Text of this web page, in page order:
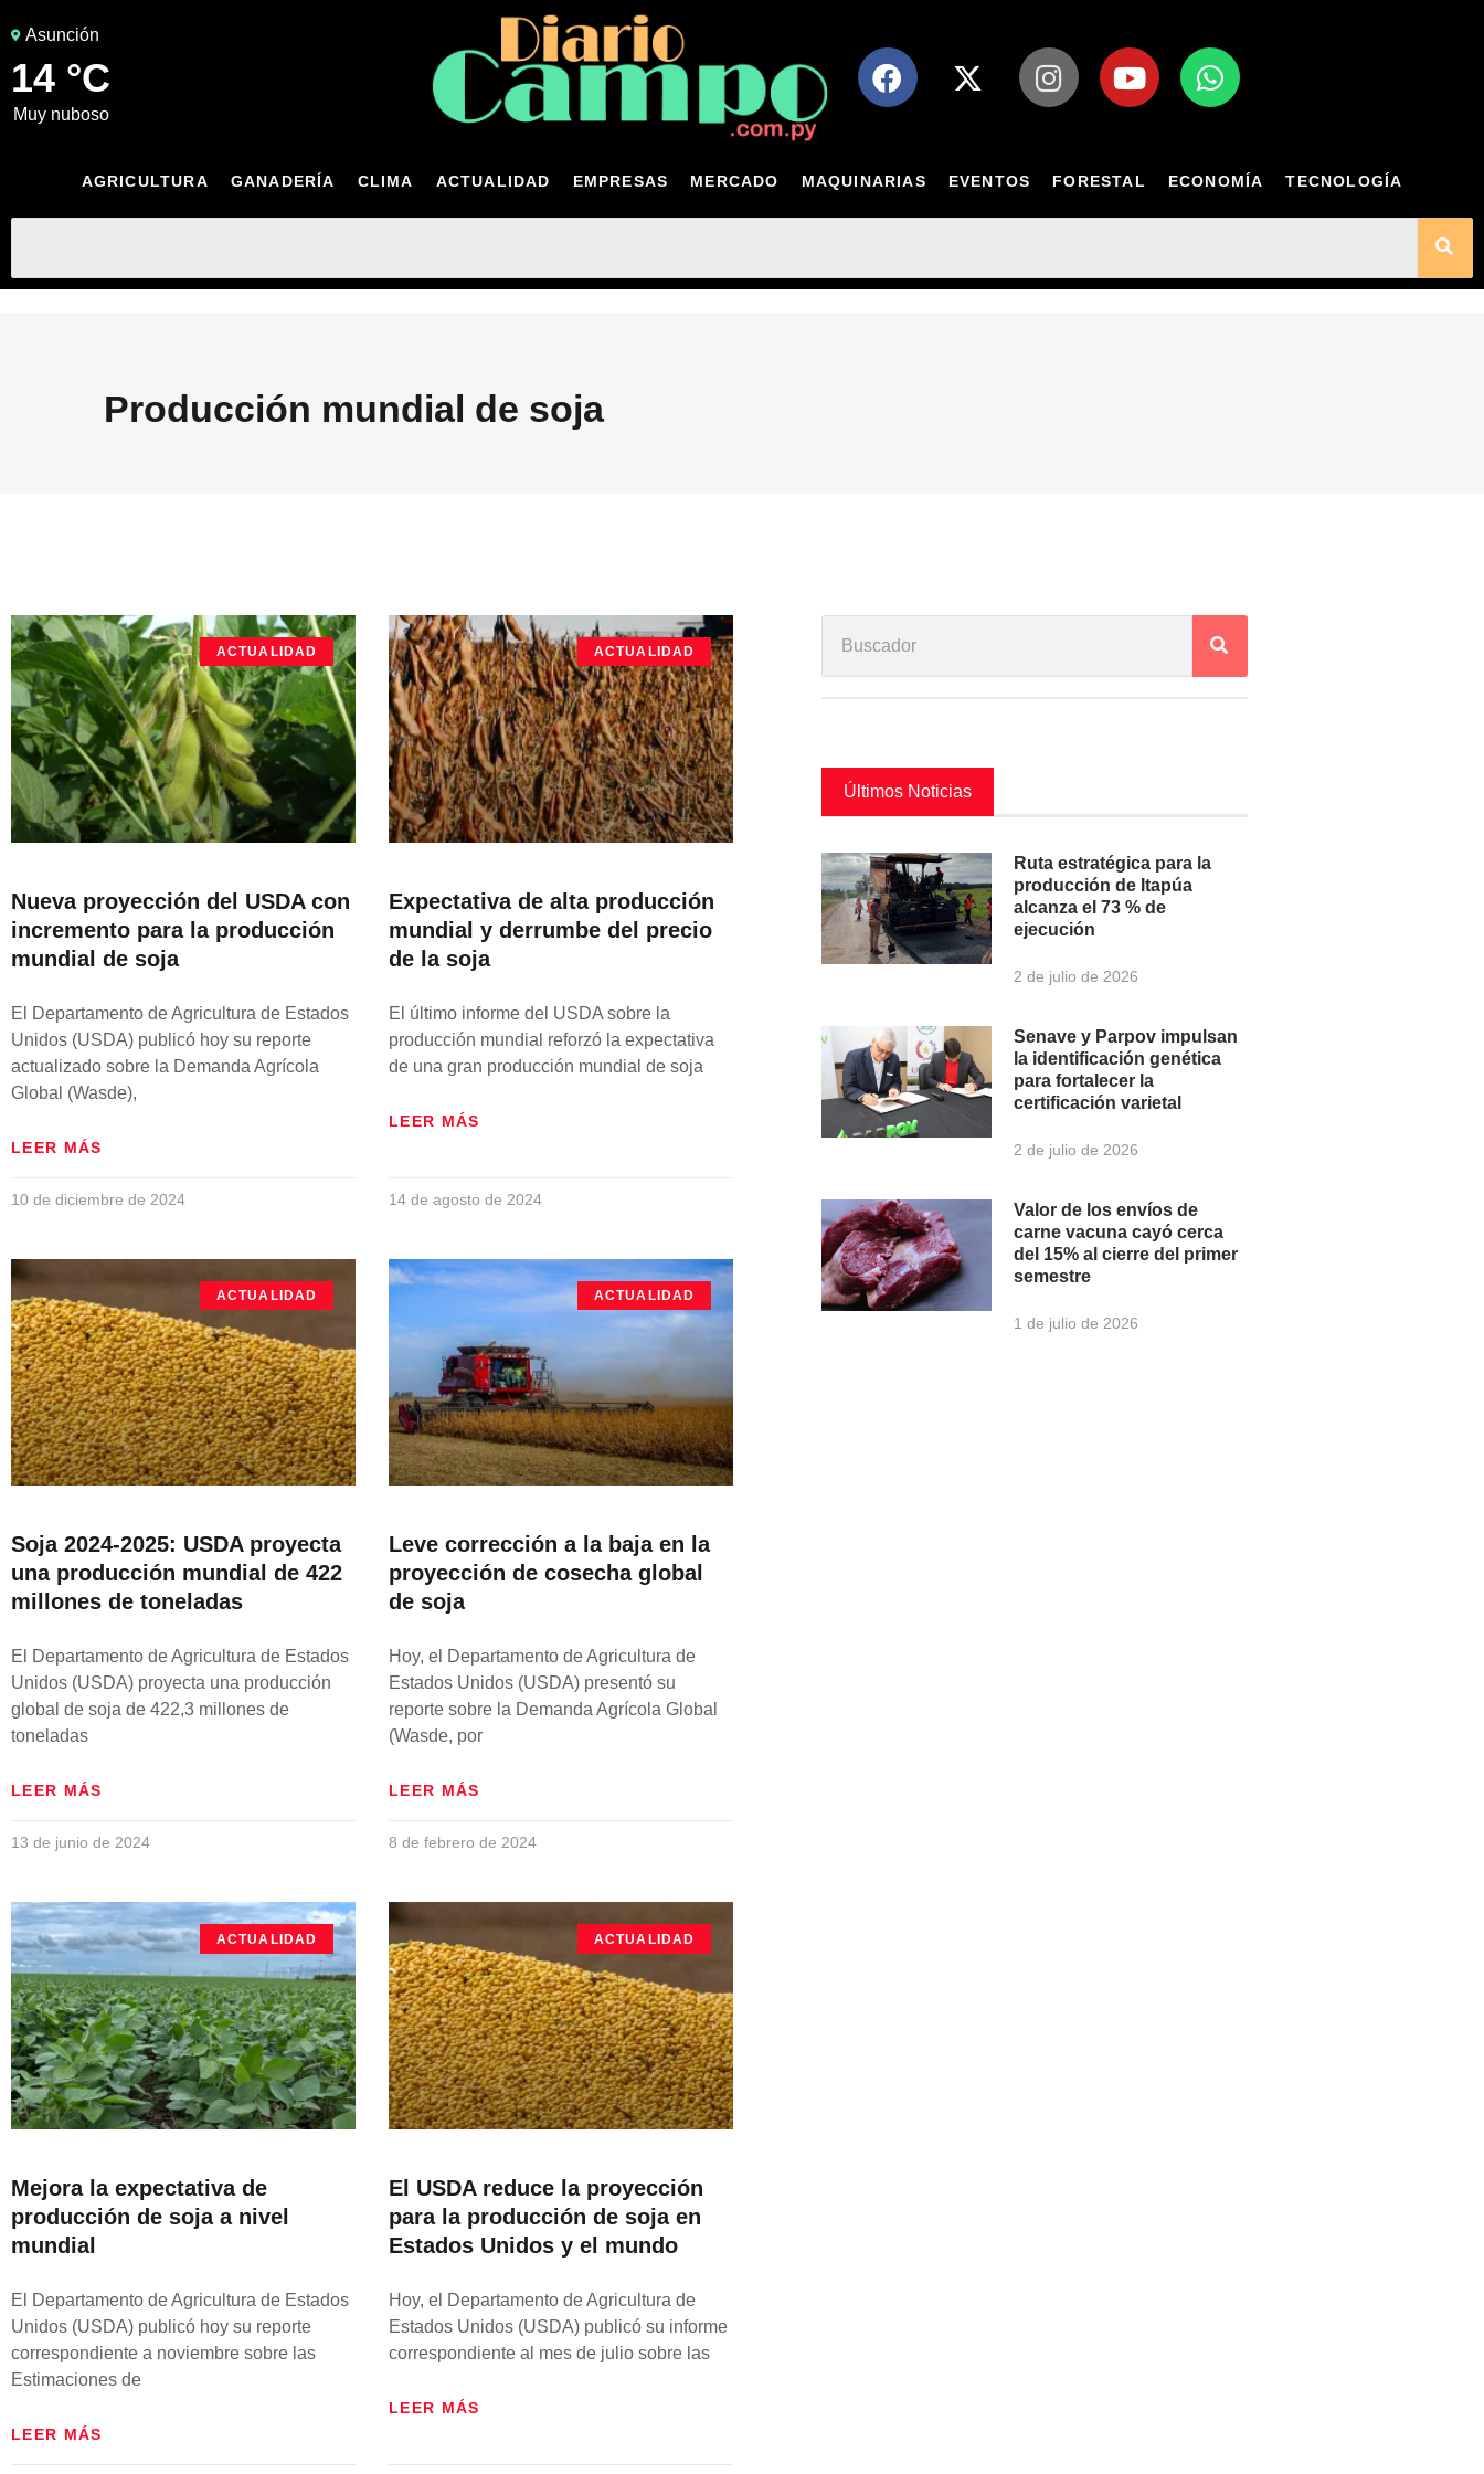
Asunción
14 °C
muy nuboso
AGRICULTURA GANADERÍA CLIMA ACTUALIDAD EMPRESAS MERCADO MAQUINARIAS EVENTOS FORESTAL ECONOMÍA TECNOLOGÍA
Producción mundial de soja
ACTUALIDAD
Nueva proyección del USDA con
incremento para la producción
mundial de soja
El Departamento de Agricultura de Estados
Unidos (USDA) publicó hoy su reporte
actualizado sobre la Demanda Agrícola
Global (Wasde),
LEER MÁS
10 de diciembre de 2024
ACTUALIDAD
Expectativa de alta producción
mundial y derrumbe del precio
de la soja
El último informe del USDA sobre la
producción mundial reforzó la expectativa
de una gran producción mundial de soja
LEER MÁS
14 de agosto de 2024
ACTUALIDAD
Soja 2024-2025: USDA proyecta
una producción mundial de 422
millones de toneladas
El Departamento de Agricultura de Estados
Unidos (USDA) proyecta una producción
global de soja de 422,3 millones de
toneladas
LEER MÁS
13 de junio de 2024
ACTUALIDAD
Leve corrección a la baja en la
proyección de cosecha global
de soja
Hoy, el Departamento de Agricultura de
Estados Unidos (USDA) presentó su
reporte sobre la Demanda Agrícola Global
(Wasde, por
LEER MÁS
8 de febrero de 2024
ACTUALIDAD
Mejora la expectativa de
producción de soja a nivel
mundial
El Departamento de Agricultura de Estados
Unidos (USDA) publicó hoy su reporte
correspondiente a noviembre sobre las
Estimaciones de
LEER MÁS
ACTUALIDAD
El USDA reduce la proyección
para la producción de soja en
Estados Unidos y el mundo
Hoy, el Departamento de Agricultura de
Estados Unidos (USDA) publicó su informe
correspondiente al mes de julio sobre las
LEER MÁS
Últimos Noticias
Ruta estratégica para la
producción de Itapúa
alcanza el 73 % de
ejecución
2 de julio de 2026
Senave y Parpov impulsan
la identificación genética
para fortalecer la
certificación varietal
2 de julio de 2026
Valor de los envíos de
carne vacuna cayó cerca
del 15% al cierre del primer
semestre
1 de julio de 2026